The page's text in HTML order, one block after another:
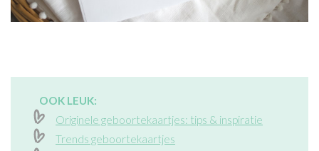
OOK LEUK:
Originele geboortekaartjes: tips & inspiratie
Trends geboortekaartjes